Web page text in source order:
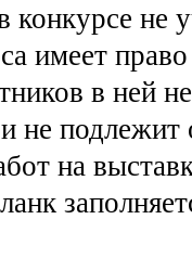
не
имеет право
в ней
не подлежит
на